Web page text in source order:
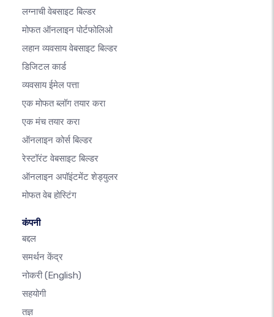
लग्नाची वेबसाइट बिल्डर
मोफत ऑनलाइन पोर्टफोलिओ
लहान व्यवसाय वेबसाइट बिल्डर
डिजिटल कार्ड
व्यवसाय ईमेल पत्ता
एक मोफत ब्लॉग तयार करा
एक मंच तयार करा
ऑनलाइन कोर्स बिल्डर
रेस्टॉरंट वेबसाइट बिल्डर
ऑनलाइन अपॉइंटमेंट शेड्युलर
मोफत वेब होस्टिंग
कंपनी
बद्दल
समर्थन केंद्र
नोकरी(English)
सहयोगी
तज्ञ